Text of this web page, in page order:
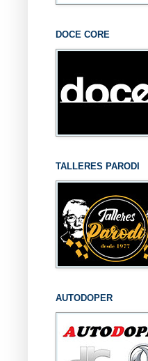
DOCE CORE
TALLERES PARODI
AUTODOPER